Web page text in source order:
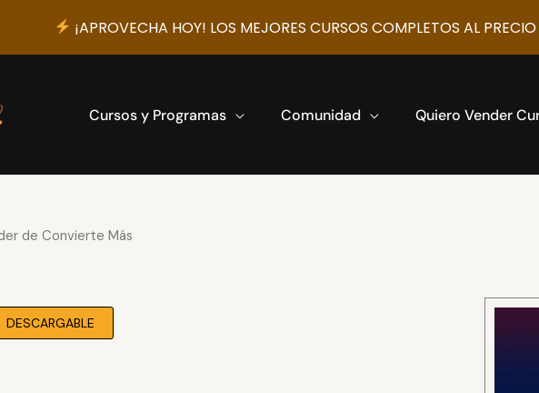
Cursos y Programas Comunidad Quiero Vender
de Convierte Más
DESCARGABLE
¡APROVECHA HOY! LOS MEJORES CURSOS COMPLETOS AL